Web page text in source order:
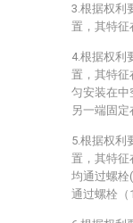
3.根据权利
置，其特征
4.根据权利
置，其特征
匀安装在中
另一端固定
5.根据权利
置，其特征
均通过螺栓
通过螺栓（